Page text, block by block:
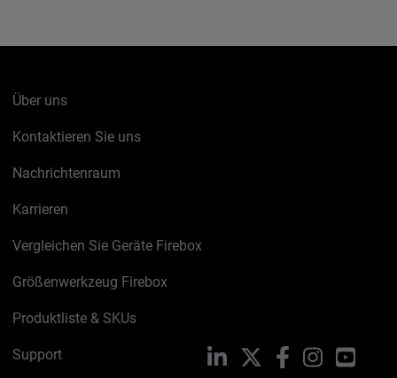
Über uns
Kontaktieren Sie uns
Nachrichtenraum
Karrieren
Vergleichen Sie Geräte Firebox
Größenwerkzeug Firebox
Produktliste & SKUs
Support LinkedIn FacebookInstagram